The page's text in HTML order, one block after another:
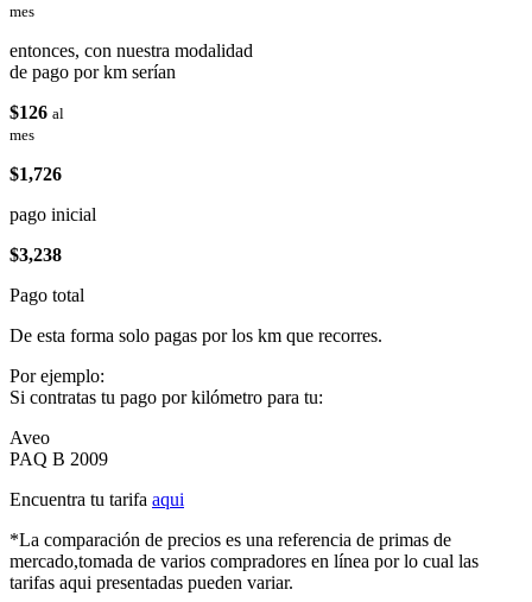
mes
entonces, con nuestra modalidad
de pago por km serían
$126 al
mes
$1,726
pago inicial
$3,238
Pago total
De esta forma solo pagas por los km que recorres.
Por ejemplo:
Si contratas tu pago por kilómetro para tu:
Aveo
PAQ B 2009
Encuentra tu tarifa aqui
*La comparación de precios es una referencia de primas de
mercado,tomada de varios compradores en línea por lo cual las
tarifas aqui presentadas pueden variar.